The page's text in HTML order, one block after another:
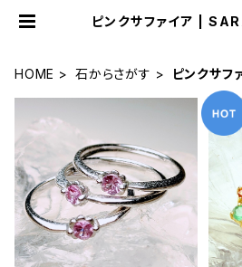
ピンクサファイア |
HOME 石からさがす ピンクサフ